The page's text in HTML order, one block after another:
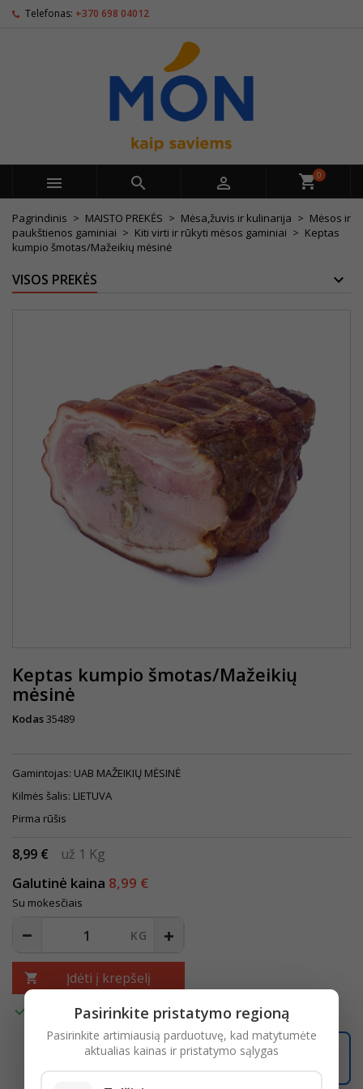
Telefonas: +370 698 04012
   0
Pagrindinis MAISTO PREKĖS Mėsa,žuvis ir kulinarija
Mėsos ir
paukštienos gaminiai
Kiti virti ir rūkyti mėsos gaminiai
Keptas
kumpio šmotas/Mažeikių mėsinė
VISOS PREKĖS
Keptas kumpio šmotas/Mažeikių
mėsinė
Kodas35489
Gamintojas: UAB MAŽEIKIŲ MĖSINĖ
Kilmės šalis: LIETUVA
Pirma rūšis
8,99 € už 1 Kg
Galutinė kaina 8,99 €
Su mokesčiais
 Įdėti į krepšelį

14:50:06 Užsisakę iki16:00pristatysime iki
Pasirinkite pristatymo regioną
Pasirinkite artimiausią parduotuvę, kad matytumėte
aktualias kainas ir pristatymo sąlygas